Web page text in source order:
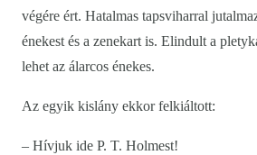
végére ért. Hatalmas tapsviharral
énekest és a zenekart is. Elindult a
lehet az álarcos énekes.
Az egyik kislány ekkor felkiáltott:
– Hívjuk ide P. T. Holmest!